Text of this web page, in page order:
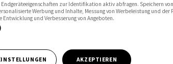
zur Identifikation aktiv abfragen. Speichern
Werbung und Inhalte, Messung von Werbeleistung und der
und Verbesserung von Angeboten.
AKZEPTIEREN